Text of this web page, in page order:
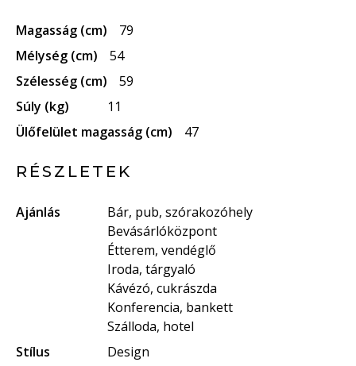
Magasság (cm)
79
Mélység (cm)
54
Szélesség (cm)
59
Súly (kg)
11
Ülőfelület magasság (cm)
47
RÉSZLETEK
Ajánlás
Bár, pub, szórakozóhely
Bevásárlóközpont
Étterem, vendéglő
Iroda, tárgyaló
Kávézó, cukrászda
Konferencia, bankett
Szálloda, hotel
Stílus
Design